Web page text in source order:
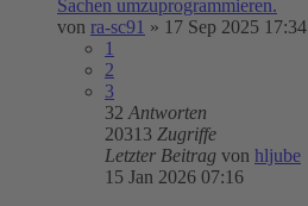
Sachen umzuprogrammieren.
von ra-sc91 » 17 Sep 2025 17:34
1
2
3
32 Antworten
20313 Zugriffe
Letzter Beitrag von hljube
15 Jan 2026 07:16